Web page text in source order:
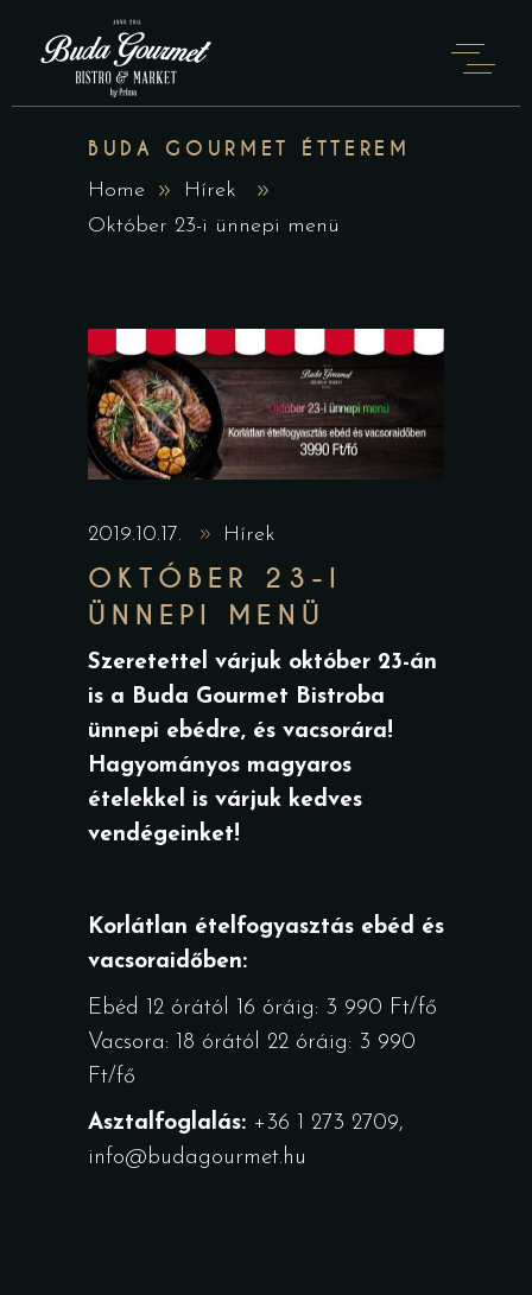
BUDA GOURMET ÉTTEREM
Home
Hírek
Október 23-i ünnepi menü
2019.10.17. Hírek
OKTÓBER 23-I
ÜNNEPI MENÜ
Szeretettel várjuk október 23-án
is a Buda Gourmet Bistroba
ünnepi ebédre, és vacsorára!
Hagyományos magyaros
ételekkel is várjuk kedves
vendégeinket!
Korlátlan ételfogyasztás ebéd és
vacsoraidőben:
Ebéd 12 órától 16 óráig: 3 990 Ft/fő
Vacsora: 18 órától 22 óráig: 3 990
Ft/fő
Asztalfoglalás: +36 1 273 2709,
info@budagourmet.hu